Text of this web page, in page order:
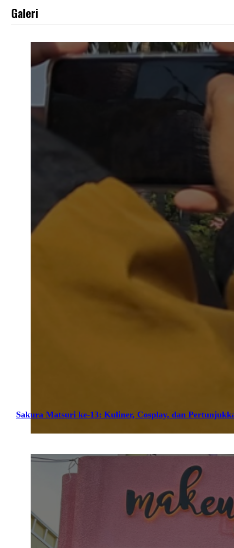
Galeri
Sakura Matsuri ke-13: Kuliner, Cosplay, dan